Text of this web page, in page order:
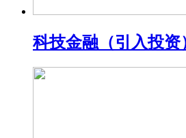
科技金融（引入投资